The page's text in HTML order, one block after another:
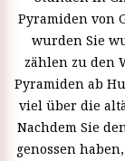
Pyramiden von
wurden Sie
zählen zu den
Pyramiden ab
viel über die
Nachdem Sie
genossen